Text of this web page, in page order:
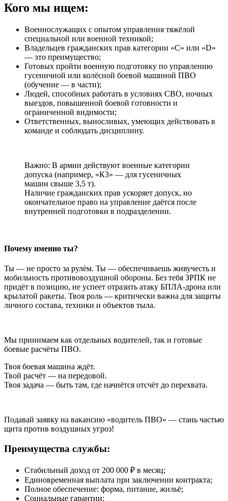
Кого мы ищем:
Военнослужащих с опытом управления тяжёлой
специальной или военной техникой;
Владельцев гражданских прав категории «C» или «D»
— это преимущество;
Готовых пройти военную подготовку по управлению
гусеничной или колёсной боевой машиной ПВО
(обучение — в части);
Людей, способных работать в условиях СВО, ночных
выездов, повышенной боевой готовности и
ограниченной видимости;
Ответственных, выносливых, умеющих действовать в
команде и соблюдать дисциплину.
Важно: В армии действуют военные категории
допуска (например, «К3» — для гусеничных
машин свыше 3,5 т).
Наличие гражданских прав ускоряет допуск, но
окончательное право на управление даётся после
внутренней подготовки в подразделении.
Почему именно ты?
Ты — не просто за рулём. Ты — обеспечиваешь живучесть и
мобильность противовоздушной обороны. Без тебя ЗРПК не
придёт в позицию, не успеет отразить атаку БПЛА-дрона или
крылатой ракеты. Твоя роль — критически важна для защиты
личного состава, техники и объектов тыла.
Мы принимаем как отдельных водителей, так и готовые
боевые расчёты ПВО.
Твоя боевая машина ждёт.
Твой расчёт — на передовой.
Твоя задача — быть там, где начнётся отсчёт до перехвата.
Подавай заявку на вакансию «водитель ПВО» — стань частью
щита против воздушных угроз!
Преимущества службы:
Стабильный доход от 200 000 ₽ в месяц;
Единовременная выплата при заключении контракта;
Полное обеспечение: форма, питание, жильё;
Социальные гарантии;